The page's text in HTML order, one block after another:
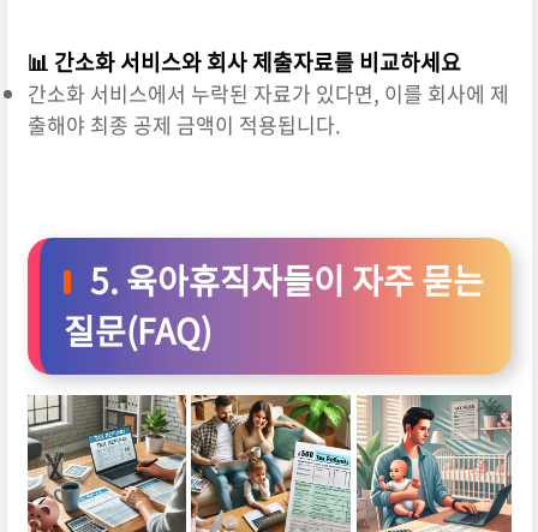
📊 간소화 서비스와 회사 제출자료를 비교하세요
간소화 서비스에서 누락된 자료가 있다면, 이를 회사에 제
출해야 최종 공제 금액이 적용됩니다.
5. 육아휴직자들이 자주 묻는
질문(FAQ)